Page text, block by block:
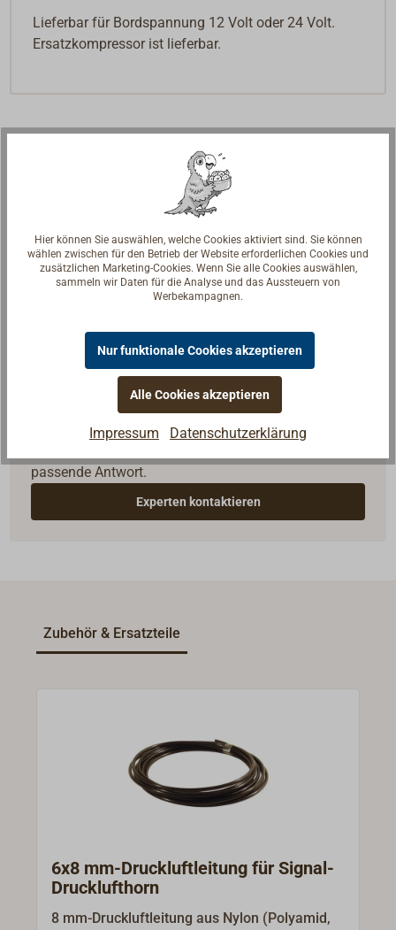
Lieferbar für Bordspannung 12 Volt oder 24 Volt.
Ersatzkompressor ist lieferbar.
Fragen zum Artikel?
Reden Sie mit Handwerkern, Bootsbauern und
passende Antwort.
Experten kontaktieren
Zubehör & Ersatzteile
6x8 mm-Druckluftleitung für Signal-
Drucklufthorn
8 mm-Druckluftleitung aus Nylon (Polyamid,
Hier können Sie auswählen, welche Cookies aktiviert sind. Sie können
wählen zwischen für den Betrieb der Website erforderlichen Cookies und
zusätzlichen Marketing-Cookies. Wenn Sie alle Cookies auswählen,
sammeln wir Daten für die Analyse und das Aussteuern von
Werbekampagnen.
Nur funktionale Cookies akzeptieren
Alle Cookies akzeptieren
Impressum Datenschutzerklärung